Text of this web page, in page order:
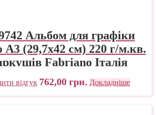
Альбом для графіки
А3 (29,7х42 см) 220 г/м.кв.
Fabriano Італія
відгук 762,00 грн. Докладніше